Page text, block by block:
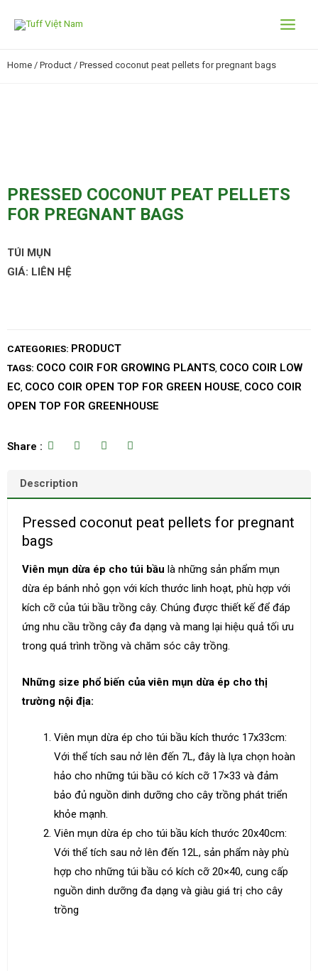
Home / Product / Pressed coconut peat pellets for pregnant bags
PRESSED COCONUT PEAT PELLETS
FOR PREGNANT BAGS
TÚI MỤN
GIÁ: LIÊN HỆ
CATEGORIES: PRODUCT
TAGS: COCO COIR FOR GROWING PLANTS COCO COIR LOW
EC COCO COIR OPEN TOP FOR GREEN HOUSE COCO COIR
OPEN TOP FOR GREENHOUSE
Share :
Description
Pressed coconut peat pellets for pregnant
bags
Viên mụn dừa ép cho túi bầu là những sản phẩm mụn
dừa ép bánh nhỏ gọn với kích thước linh hoạt, phù hợp với
kích cỡ của túi bầu trồng cây. Chúng được thiết kế để đáp
ứng nhu cầu trồng cây đa dạng và mang lại hiệu quả tối ưu
trong quá trình trồng và chăm sóc cây trồng.
Những size phổ biến của viên mụn dừa ép cho thị
trường nội địa:
Viên mụn dừa ép cho túi bầu kích thước 17x33cm:
Với thể tích sau nở lên đến 7L, đây là lựa chọn hoàn
hảo cho những túi bầu có kích cỡ 17×33 và đảm
bảo đủ nguồn dinh dưỡng cho cây trồng phát triển
khỏe mạnh.
Viên mụn dừa ép cho túi bầu kích thước 20x40cm:
Với thể tích sau nở lên đến 12L, sản phẩm này phù
hợp cho những túi bầu có kích cỡ 20×40, cung cấp
nguồn dinh dưỡng đa dạng và giàu giá trị cho cây
trồng